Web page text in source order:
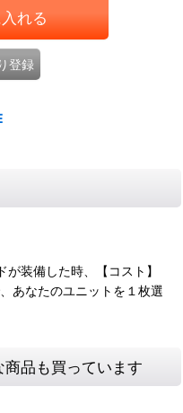
れる
登録
が装備した時、【コスト】
あなたのユニットを１枚選
品も買っています